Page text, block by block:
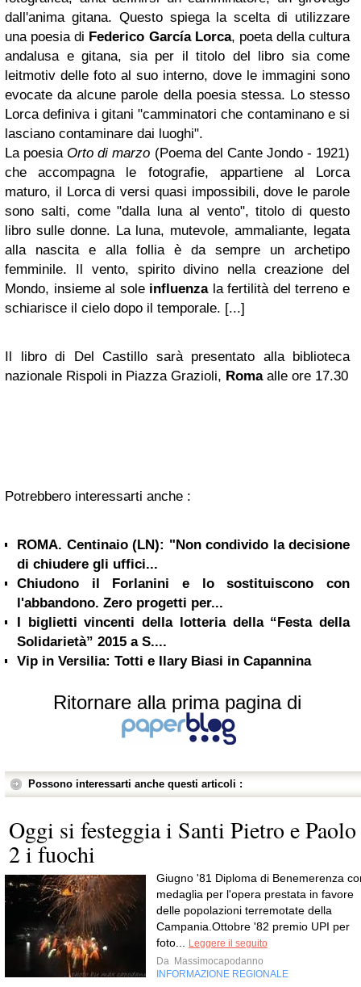
dall'anima gitana. Questo spiega la scelta di utilizzare
una poesia di Federico García Lorca, poeta della cultura
andalusa e gitana, sia per il titolo del libro sia come
leitmotiv delle foto al suo interno, dove le immagini sono
evocate da alcune parole della poesia stessa. Lo stesso
Lorca definiva i gitani "camminatori che contaminano e si
lasciano contaminare dai luoghi".
La poesia Orto di marzo (Poema del Cante Jondo - 1921)
che accompagna le fotografie, appartiene al Lorca
maturo, il Lorca di versi quasi impossibili, dove le parole
sono salti, come "dalla luna al vento", titolo di questo
libro sulle donne. La luna, mutevole, ammaliante, legata
alla nascita e alla follia è da sempre un archetipo
femminile. Il vento, spirito divino nella creazione del
Mondo, insieme al sole influenzala fertilità del terreno e
schiarisce il cielo dopo il temporale. [...]
Il libro di Del Castillo sarà presentato alla biblioteca
nazionale Rispoli in Piazza Grazioli, Romaalle ore 17.30
Potrebbero interessarti anche :
ROMA. Centinaio (LN): "Non condivido la decisione
di chiudere gli uffici...
Chiudono il Forlanini e lo sostituiscono con
l'abbandono. Zero progetti per...
I biglietti vincenti della lotteria della “Festa della
Solidarietà” 2015 a S....
Vip in Versilia: Totti e Ilary Biasi in Capannina
Ritornare alla prima pagina di
Possono interessarti anche questi articoli :
Oggi si festeggia i Santi Pietro e Paolo
2 i fuochi
Giugno '81 Diploma di Benemerenza
medaglia per l'opera prestata in favore
delle popolazioni terremotate della
Campania.Ottobre '82 premio UPI per
foto... Leggere il seguito
Da Massimocapodanno
INFORMAZIONE REGIONALE